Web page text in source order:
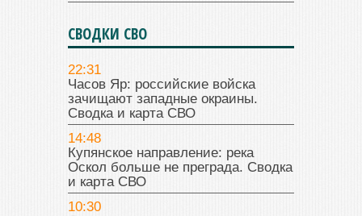
СВОДКИ СВО
22:31
Часов Яр: российские войска
зачищают западные окраины.
Сводка и карта СВО
14:48
Купянское направление: река
Оскол больше не преграда. Сводка
и карта СВО
10:30